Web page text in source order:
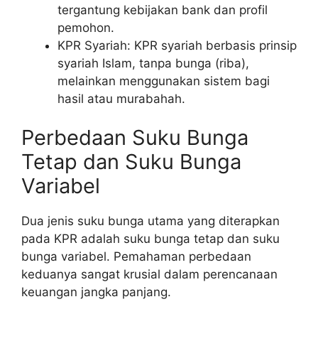
tergantung kebijakan bank dan profil
pemohon.
KPR Syariah: KPR syariah berbasis prinsip
syariah Islam, tanpa bunga (riba),
melainkan menggunakan sistem bagi
hasil atau murabahah.
Perbedaan Suku Bunga
Tetap dan Suku Bunga
Variabel
Dua jenis suku bunga utama yang diterapkan
pada KPR adalah suku bunga tetap dan suku
bunga variabel. Pemahaman perbedaan
keduanya sangat krusial dalam perencanaan
keuangan jangka panjang.